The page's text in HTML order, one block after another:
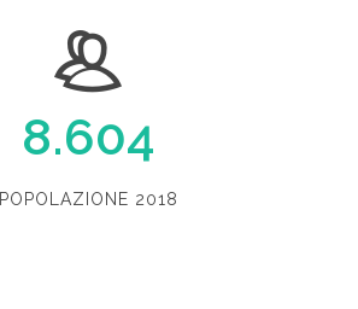
8.604
POPOLAZIONE 2018